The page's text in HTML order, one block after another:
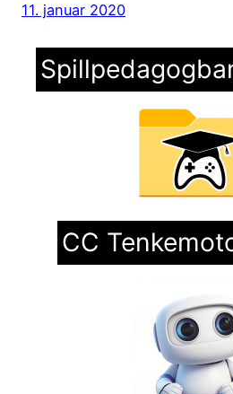
11. januar 2020
CC